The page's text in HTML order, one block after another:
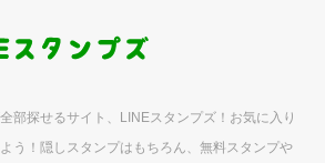
部探せるサイト、LINEスタンプズ！お気に入り
う！隠しスタンプはもちろん、無料スタンプや